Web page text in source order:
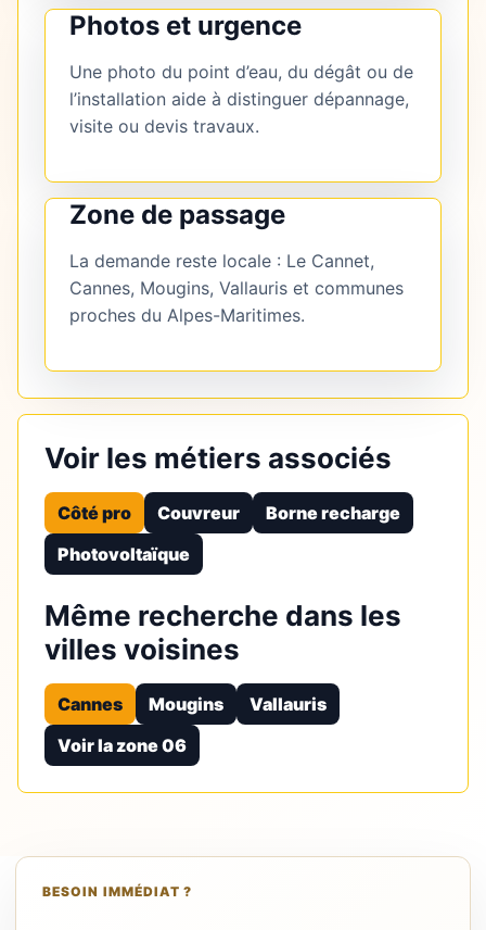
Photos et urgence
Une photo du point d’eau, du dégât ou de
l’installation aide à distinguer dépannage,
visite ou devis travaux.
Zone de passage
La demande reste locale : Le Cannet,
Cannes, Mougins, Vallauris et communes
proches du Alpes-Maritimes.
Voir les métiers associés
Côté pro Couvreur
Borne recharge
Photovoltaïque
Même recherche dans les
villes voisines
Cannes Mougins
Vallauris
Voir la zone 06
BESOIN IMMÉDIAT ?